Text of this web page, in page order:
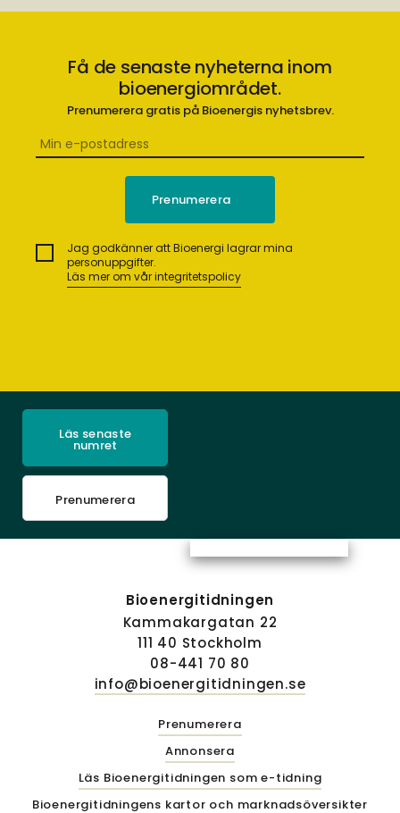
Få de senaste nyheterna inom
bioenergiområdet.
Prenumerera gratis på Bioenergis nyhetsbrev.
Jag godkänner att Bioenergi lagrar mina
personuppgifter.
Läs mer om vår integritetspolicy
Läs senaste
numret
Prenumerera
Bioenergitidningen
Kammakargatan 22
111 40 Stockholm
08-441 70 80
info@bioenergitidningen.se
Prenumerera
Annonsera
Läs Bioenergitidningen som e-tidning
Bioenergitidningens kartor och marknadsöversikter